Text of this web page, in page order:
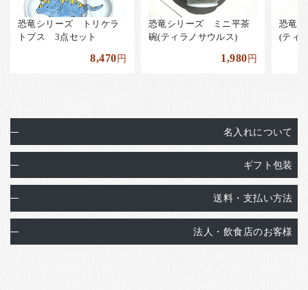
恐竜シリーズ トリケラ
トプス 3点セット
8,470円
恐竜シリーズ ミニ平茶
碗(ティラノサウルス)
1,980円
恐竜
(ティ
名入れについて
ギフト包装
送料・支払い方法
法人・飲食店のお客様